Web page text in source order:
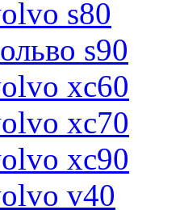
s80
s90
xc60
xc70
xc90
v40